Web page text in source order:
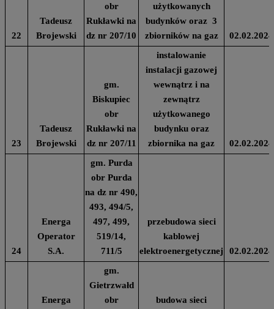
22
Tadeusz
Brojewski
obr
Rukławki na
dz nr 207/10
użytkowanych
budynków oraz 3
zbiorników na gaz
02.02.2024
23
Tadeusz
Brojewski
gm.
Biskupiec
obr
Rukławki na
dz nr 207/11
instalowanie
instalacji gazowej
wewnątrz i na
zewnątrz
użytkowanego
budynku oraz
zbiornika na gaz
02.02.2024
24
Energa
Operator
S.A.
gm. Purda
obr Purda
na dz nr 490,
493, 494/5,
497, 499,
519/14,
711/5
przebudowa sieci
kablowej
elektroenergetycznej
02.02.2024
Energa
gm.
Gietrzwałd
obr
budowa sieci